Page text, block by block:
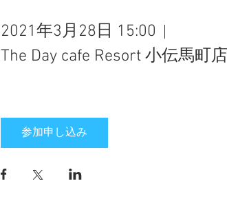
2021年3月28日 15:00
The Day cafe Resort 小伝馬町店
参加申し込み